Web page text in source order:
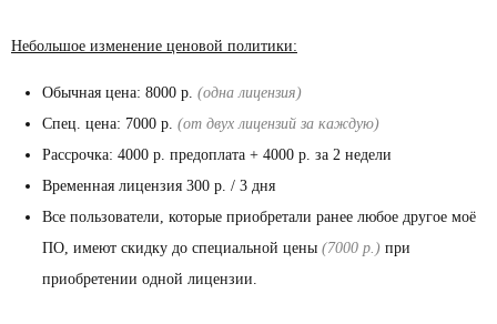
Небольшое изменение ценовой политики:
Обычная цена: 8000 р. (одна лицензия)
Спец. цена: 7000 р. (от двух лицензий за каждую)
Рассрочка: 4000 р. предоплата + 4000 р. за 2 недели
Временная лицензия 300 р. / 3 дня
Все пользователи, которые приобретали ранее любое другое моё
ПО, имеют скидку до специальной цены (7000 р.) при
приобретении одной лицензии.